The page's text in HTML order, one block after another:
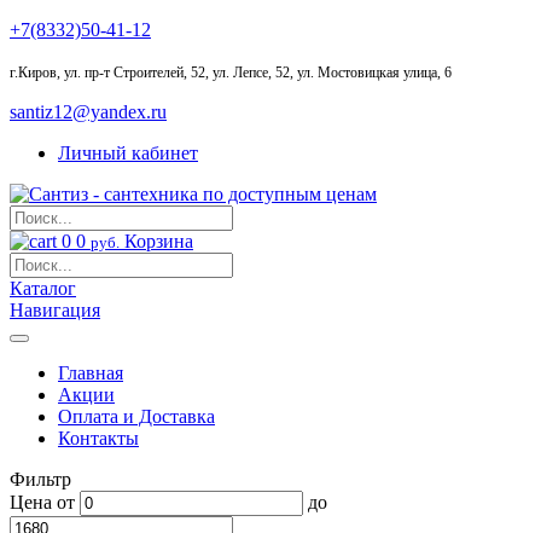
+7(8332)50-41-12
г.Киров, ул. пр-т Строителей, 52, ул. Лепсе, 52, ул. Мостовицкая улица, 6
santiz12@yandex.ru
Личный кабинет
0 0 руб. Корзина
Каталог
Навигация
Главная
Акции
Оплата и Доставка
Контакты
Фильтр
Цена от до